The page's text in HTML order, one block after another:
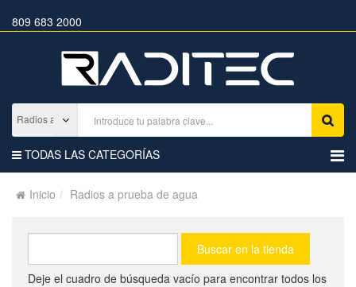
809 683 2000
TODAS LAS CATEGORÍAS
Inicio Radios a prueba de agua
Deje el cuadro de búsqueda vacío para encontrar todos los